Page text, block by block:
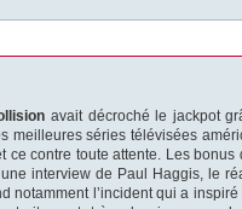
avait décroché le jackpot
meilleures séries télévisées
ce contre toute attente. Les
interview de Paul Haggis, le
notamment l’incident qui a inspiré